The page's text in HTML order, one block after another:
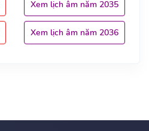
Xem lịch âm năm 2035
Xem lịch âm năm 2036